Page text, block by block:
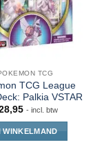
TCG
TCG League
Palkia VSTAR
- incl. btw
WINKELMAND